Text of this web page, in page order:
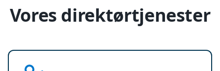
Vores direktørtjenester